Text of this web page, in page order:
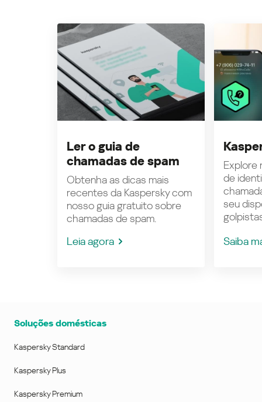
Ler o guia de
chamadas de spam
Obtenha as dicas mais
recentes da Kaspersky com
nosso guia gratuito sobre
chamadas de spam.
Leia agora
Explore
de
seu
Saiba
Soluções domésticas
Kaspersky Standard
Kaspersky Plus
Kaspersky Premium